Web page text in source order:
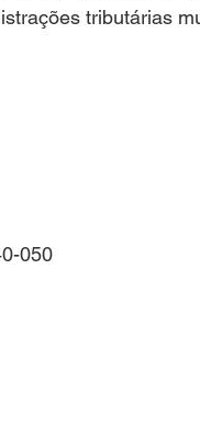
tributárias
050